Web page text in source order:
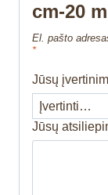
cm-20
El. pašto
*
Jūsų
Jūsų